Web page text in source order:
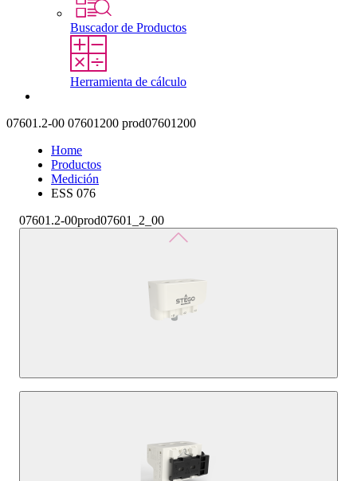
Buscador de Productos
Herramienta de cálculo
07601.2-00 07601200 prod07601200
Home
Productos
Medición
ESS 076
07601.2-00prod07601_2_00